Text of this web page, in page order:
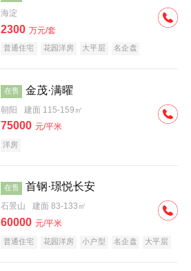
海淀
2300 万元/套
普通住宅 花园洋房 大平层
名企盘
在售 金茂·满曜
朝阳 建面 115-159㎡
75000 元/平米
洋房
在售 首钢·璟悦长安
石景山 建面 83-133㎡
60000 元/平米
普通住宅 花园洋房 小户型 名企盘 大平层